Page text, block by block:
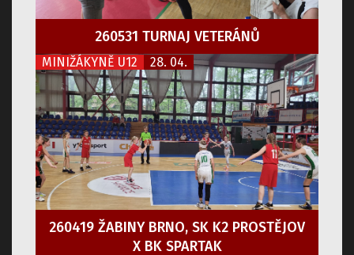
260531 TURNAJ VETERÁNŮ
MINIŽÁKYNĚ U12 28. 04.
260419 ŽABINY BRNO, SK K2 PROSTĚJOV
X BK SPARTAK